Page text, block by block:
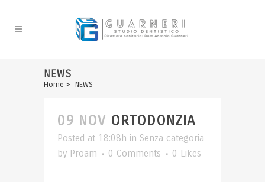
NEWS
Home > NEWS
09 NOV ORTODONZIA
Posted at 18:08h in Senza categoria
by Proam 0 Comments 0 Likes